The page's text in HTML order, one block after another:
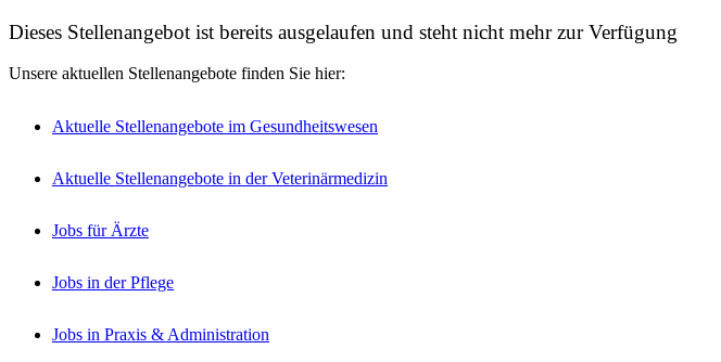
Dieses Stellenangebot ist bereits ausgelaufen und steht nicht mehr zur Verfügung
Unsere aktuellen Stellenangebote finden Sie hier:
Aktuelle Stellenangebote im Gesundheitswesen
Aktuelle Stellenangebote in der Veterinärmedizin
Jobs für Ärzte
Jobs in der Pflege
Jobs in Praxis & Administration